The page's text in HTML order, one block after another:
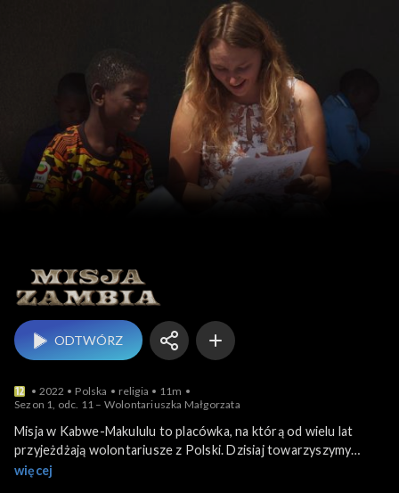
Misja Zambia
ODTWÓRZ
2022 Polska religia
11m
Sezon 1, odc. 11 – Wolontariuszka Małgorzata
Misja w Kabwe-Makululu to placówka, na którą od wielu lat
przyjeżdżają wolontariusze z Polski. Dzisiaj towarzyszymy
Małgosi Kuchcie, która przyjechała tutaj przygotowana przez
więcej